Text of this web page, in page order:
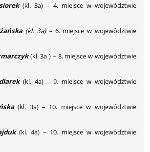
(kl. 3a) – 4. miejsce w województwie
(kl. 3a) – 6. miejsce w województwie
(kl. 3a ) – 8. miejsce w województwie
(kl. 4a) – 9. miejsce w województwie
(kl. 3a) – 10. miejsce w województwie
(kl. 4a) – 10. miejsce w województwie